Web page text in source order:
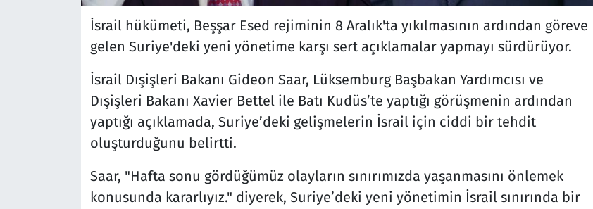
İsrail hükümeti, Beşşar Esed rejiminin 8 Aralık'ta yıkılmasının ardından göreve
gelen Suriye'deki yeni yönetime karşı sert açıklamalar yapmayı sürdürüyor.
İsrail Dışişleri Bakanı Gideon Saar, Lüksemburg Başbakan Yardımcısı ve
Dışişleri Bakanı Xavier Bettel ile Batı Kudüs’te yaptığı görüşmenin ardından
yaptığı açıklamada, Suriye’deki gelişmelerin İsrail için ciddi bir tehdit
oluşturduğunu belirtti.
Saar, "Hafta sonu gördüğümüz olayların sınırımızda yaşanmasını önlemek
konusunda kararlıyız." diyerek, Suriye’deki yeni yönetimin İsrail sınırında bir